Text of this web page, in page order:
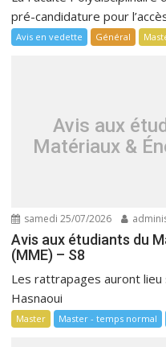
pré-candidature pour
Avis en vedette Général
Avis aux
Matériaux &
samedi 25/07/2026
Avis aux étudiants du
(MME) – S8
Les rattrapages auront lieu
Hasnaoui
Master Master - temps normal